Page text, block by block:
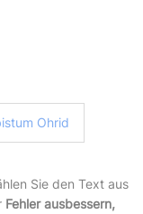
Ohrid
Sie den Text aus
Fehler ausbessern,